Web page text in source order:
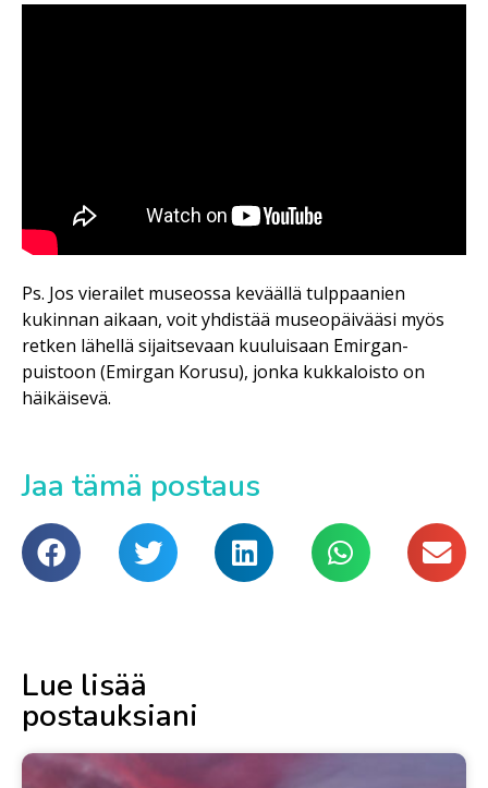
Ps. Jos vierailet museossa keväällä tulppaanien
kukinnan aikaan, voit yhdistää museopäivääsi myös
retken lähellä sijaitsevaan kuuluisaan Emirgan-
puistoon (Emirgan Korusu), jonka kukkaloisto on
häikäisevä.
Jaa tämä postaus
Lue lisää
postauksiani